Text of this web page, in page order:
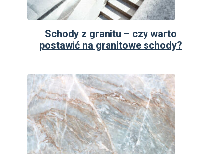
Schody z granitu – czy warto
postawić na granitowe schody?